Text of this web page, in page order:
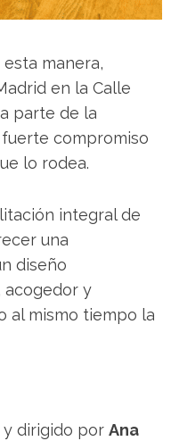
manera,
en la Calle
parte de la
compromiso
lo rodea.
integral de
una
diseño
acogedor y
al mismo tiempo la
y dirigido por Ana